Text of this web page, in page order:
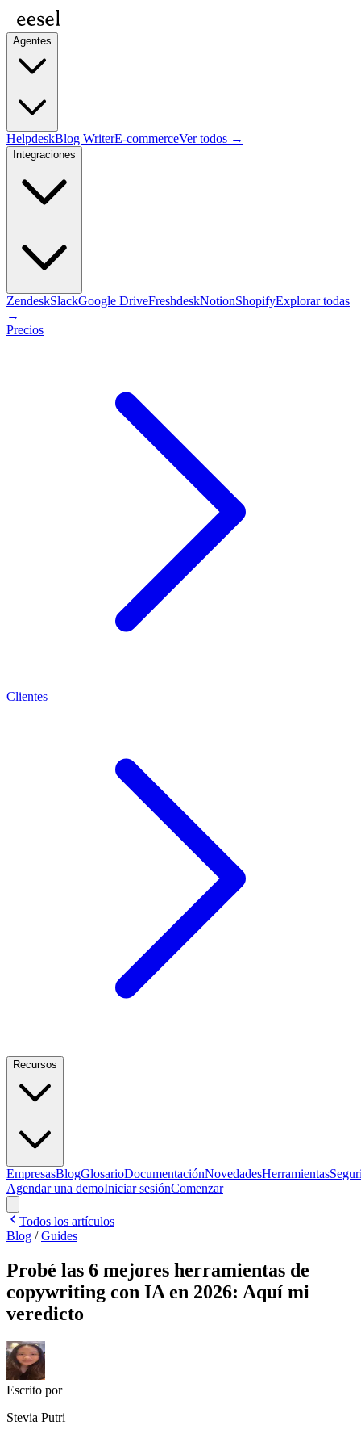
Agentes
HelpdeskBlog WriterE-commerceVer todos →
Integraciones
ZendeskSlackGoogle DriveFreshdeskNotionShopifyExplorar todas
→
Precios
Clientes
Recursos
EmpresasBlogGlosarioDocumentaciónNovedadesHerramientas
Agendar una demoIniciar sesiónComenzar
Todos los artículos
Blog /Guides
Probé las 6 mejores herramientas de
copywriting con IA en 2026: Aquí mi
veredicto
Escrito por
Stevia Putri